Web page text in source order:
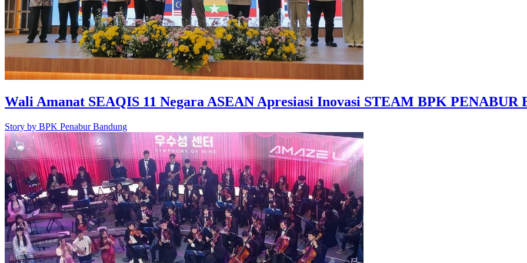
Wali Amanat SEAQIS 11 Negara ASEAN Apresiasi Inovasi STEAM BPK PENABUR
Story by BPK Penabur Bandung